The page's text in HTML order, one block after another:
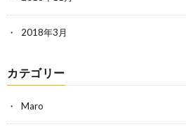
2018年3月
カテゴリー
Maro